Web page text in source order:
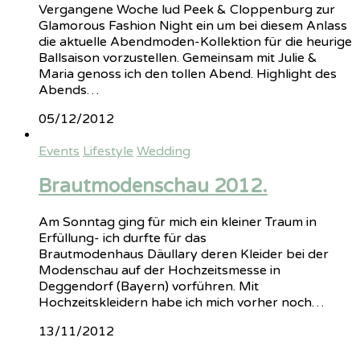
Vergangene Woche lud Peek & Cloppenburg zur
Glamorous Fashion Night ein um bei diesem Anlass
die aktuelle Abendmoden-Kollektion für die heurige
Ballsaison vorzustellen. Gemeinsam mit Julie &
Maria genoss ich den tollen Abend. Highlight des
Abends…
05/12/2012
Events Lifestyle Wedding
Brautmodenschau 2012.
Am Sonntag ging für mich ein kleiner Traum in
Erfüllung- ich durfte für das
Brautmodenhaus Däullary deren Kleider bei der
Modenschau auf der Hochzeitsmesse in
Deggendorf (Bayern) vorführen. Mit
Hochzeitskleidern habe ich mich vorher noch…
13/11/2012